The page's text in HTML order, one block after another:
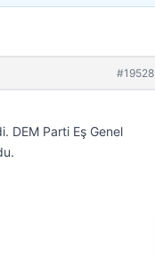
#19528
DEM Parti Eş Genel